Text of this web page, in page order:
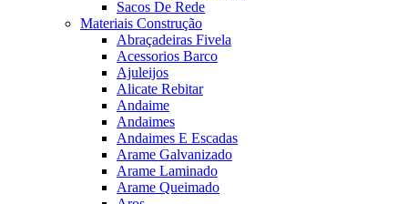
Sacos De Rede
Materiais Construção
Abraçadeiras Fivela
Acessorios Barco
Ajuleijos
Alicate Rebitar
Andaime
Andaimes
Andaimes E Escadas
Arame Galvanizado
Arame Laminado
Arame Queimado